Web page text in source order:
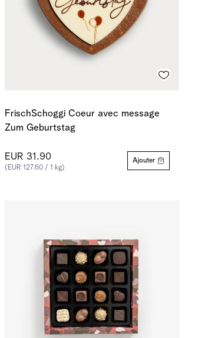
FrischSchoggi Coeur avec message
Zum Geburtstag
EUR 31.90
(EUR 127.60 / 1 kg)
Ajouter